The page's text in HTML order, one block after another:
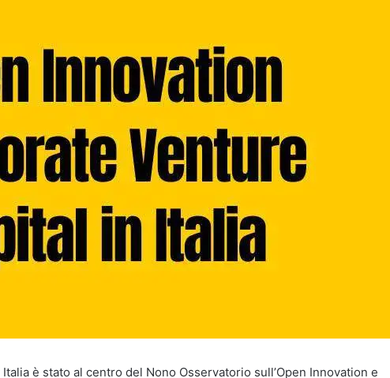
Italia è stato al centro del Nono Osservatorio sull’Open Innovation e